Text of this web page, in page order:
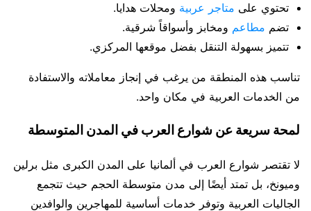
تحتوي على متاجر عربية ومحلات هدايا.
تضم مطاعم ومخابز وأسواقاً شرقية.
تتميز بسهولة التنقل بفضل موقعها المركزي.
تناسب هذه المنطقة من يرغب في إنجاز معاملاته والاستفادة
من الخدمات العربية في مكان واحد.
لمحة سريعة عن شوارع العرب في المدن المتوسطة
لا تقتصر شوارع العرب في ألمانيا على المدن الكبرى مثل برلين
وميونخ، بل تمتد أيضًا إلى مدن متوسطة الحجم حيث تتجمع
الجاليات العربية وتوفر خدمات أساسية للمهاجرين والوافدين